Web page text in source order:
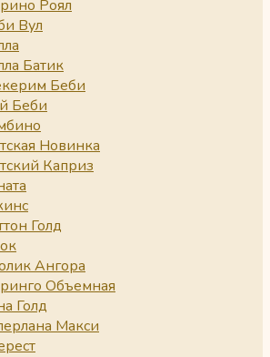
Роял
Вул
Батик
Беби
Беби
Новинка
Каприз
Голд
Ангора
Объемная
Голд
Макси